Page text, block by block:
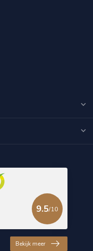
9.5/10
Bekijk meer